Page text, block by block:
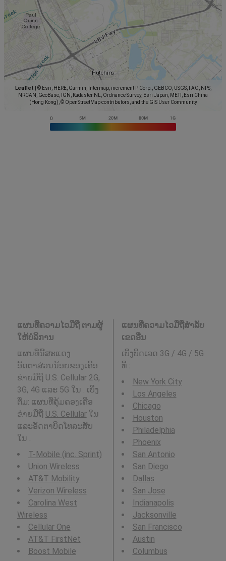
Leaflet
© Esri, HERE, Garmin, Intermap, increment P Corp., GEBCO, USGS, FAO, NPS,
NRCAN, GeoBase, IGN, Kadaster NL, Ordnance Survey, Esri Japan, METI, Esri China
(Hong Kong), © OpenStreetMap contributors, and the GIS User Community
ແຜນທີ່ຄວາມໄວມືຖື ຕາມຜູ້
ໃຫ້ບໍລິການ
ແຜນທີ່ນີ້ສະແດງ
ອັດຕາສ່ວນນ້ອຍຂອງເຄືອ
ຂ່າຍມືຖື U.S. Cellular 2G,
3G, 4G ແລະ 5G ໃນ . ເບິ່ງ
ຕື່ມ: ແຜນທີ່ຄຸ້ມຄອງເຄືອ
ຂ່າຍມືຖື U.S. Cellularໃນ
ແລະອັດຕາບິດໂທລະສັບ
ໃນ .
T-Mobile (inc. Sprint)
Union Wireless
AT&T Mobility
Verizon Wireless
Carolina West
Wireless
Cellular One
AT&T FirstNet
Boost Mobile
ແຜນທີ່ຄວາມໄວມືຖືສໍາລັບ
ເຂດອື່ນ
ເບິ່ງບິດເລດ 3G / 4G / 5G
ທີ່ :
New York City
Los Angeles
Chicago
Houston
Philadelphia
Phoenix
San Antonio
San Diego
Dallas
San Jose
Indianapolis
Jacksonville
San Francisco
Austin
Columbus